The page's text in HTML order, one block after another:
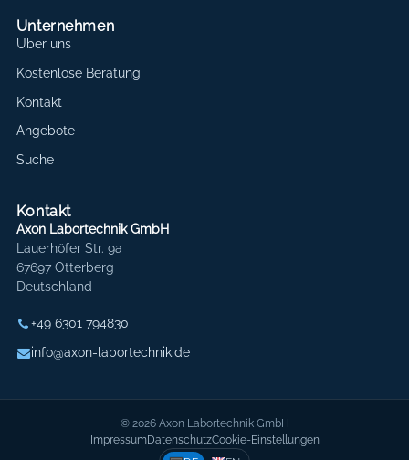
Unternehmen
Über uns
Kostenlose Beratung
Kontakt
Angebote
Suche
Kontakt
Axon Labortechnik GmbH
Lauerhöfer Str. 9a
67697 Otterberg
Deutschland
+49 6301 794830
info@axon-labortechnik.de
© 2026 Axon Labortechnik GmbH
ImpressumDatenschutzCookie-Einstellungen